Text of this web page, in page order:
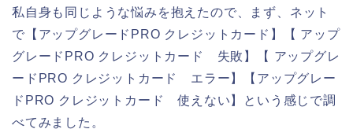
私自身も同じような悩みを抱えたので、まず、ネット
で【アップグレードPRO クレジットカード】【 アップ
グレードPRO クレジットカード 失敗】【 アップグレ
ードPRO クレジットカード エラー】【アップグレー
ドPRO クレジットカード 使えない】という感じで調
べてみました。